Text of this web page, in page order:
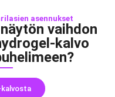
asennukset​
vaihdon
kalvo
kalvosta